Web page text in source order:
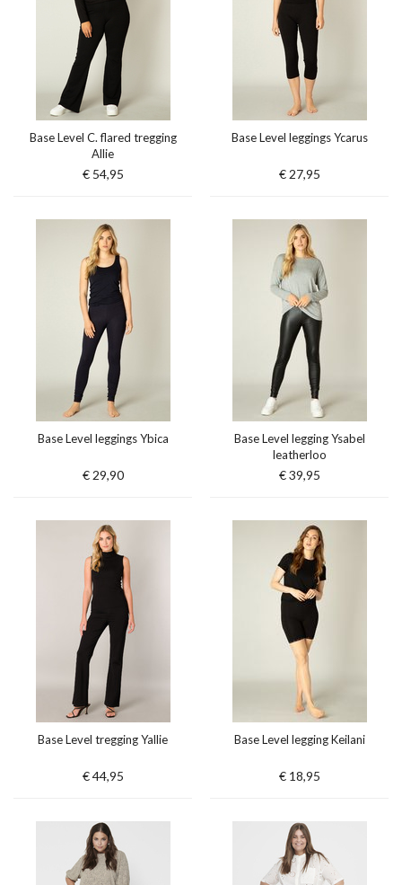
Base Level C. flared tregging
Allie
€ 54,95
Base Level leggings Ycarus
€ 27,95
Base Level leggings Ybica
€ 29,90
Base Level legging Ysabel
leatherloo
€ 39,95
Base Level tregging Yallie
€ 44,95
Base Level legging Keilani
€ 18,95